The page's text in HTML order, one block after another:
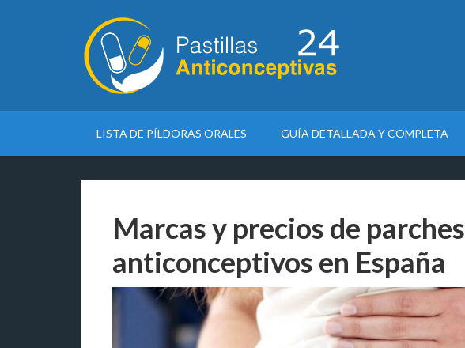
LISTA DE PÍLDORAS ORALES GUÍA DETALLADA Y COMPLETA
Marcas y precios de parches
anticonceptivos en España